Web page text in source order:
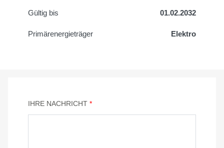
Gültig bis 01.02.2032
Primärenergieträger Elektro
IHRE NACHRICHT *